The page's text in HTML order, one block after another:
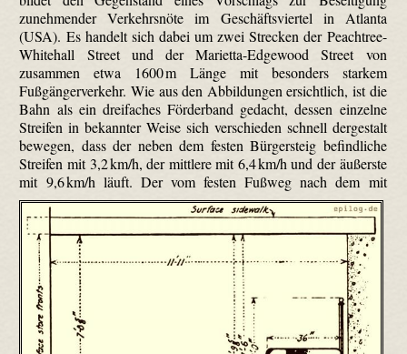
zunehmender Verkehrsnöte im Geschäftsviertel in Atlanta
(USA). Es handelt sich dabei um zwei Strecken der Peach­tree-
White­hall Street und der Marietta-Edge­wood Street von
zusammen etwa 1600 m Länge mit besonders starkem
Fußgängerverkehr. Wie aus den Abbildungen ersichtlich, ist die
Bahn als ein dreifaches Förderband gedacht, dessen einzelne
Streifen in bekannter Weise sich verschieden schnell dergestalt
bewegen, dass der neben dem festen Bürgersteig befindliche
Streifen mit 3,2 km/h, der mittlere mit 6,4 km/h und der äußerste
mit 9,6 km/h läuft. Der vom festen Fußweg nach dem mit